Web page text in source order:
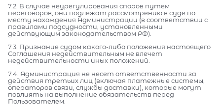
7.2. В случае неурегулирования споров путем
переговоров, они подлежат рассмотрению в суде по
месту нахождения Администрации (в соответствии с
правилами подсудности, установленными
действующим законодательством РФ).
7.3. Признание судом какого-либо положения настоящего
Соглашения недействительным не влечет
недействительности иных положений.
7.4. Администрация не несет ответственности за
действия третьих лиц (включая платежные системы,
операторов связи, службы доставки), которые могут
повлиять на выполнение обязательств перед
Пользователем.